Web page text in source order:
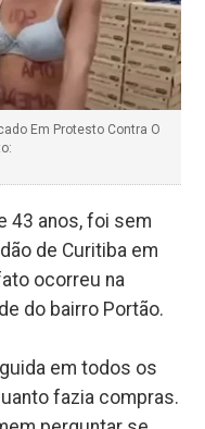
Em Protesto Contra O
43 anos, foi sem
de Curitiba em
ocorreu na
do bairro Portão.
em todos os
fazia compras.